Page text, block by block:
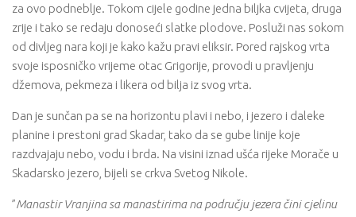
za ovo podneblje. Tokom cijele godine jedna biljka cvijeta, druga
zrije i tako se redaju donoseći slatke plodove. Posluži nas sokom
od divljeg nara koji je kako kažu pravi eliksir. Pored rajskog vrta
svoje isposničko vrijeme otac Grigorije, provodi u pravljenju
džemova, pekmeza i likera od bilja iz svog vrta.
Dan je sunčan pa se na horizontu plavi i nebo, i jezero i daleke
planine i prestoni grad Skadar, tako da se gube linije koje
razdvajaju nebo, vodu i brda. Na visini iznad ušća rijeke Morače u
Skadarsko jezero, bijeli se crkva Svetog Nikole.
”Manastir Vranjina sa manastirima na području jezera čini cjelinu